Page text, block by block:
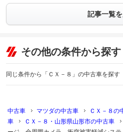
記事一覧
その他の条件から探す
同じ条件から「ＣＸ－８」の中古車を探す
中古車 マツダの中古車 ＣＸ－８の
車
ＣＸ－８・山形県山形市の中古車